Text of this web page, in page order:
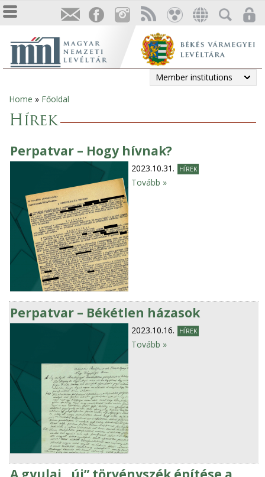
Member institutions
You
are
here
Home » Főoldal
Hírek
Perpatvar – Hogy hívnak?
2023.10.31. HÍREK
Tovább »
Perpatvar – Békétlen házasok
2023.10.16. HÍREK
Tovább »